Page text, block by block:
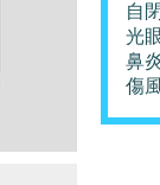
自
光
鼻
傷